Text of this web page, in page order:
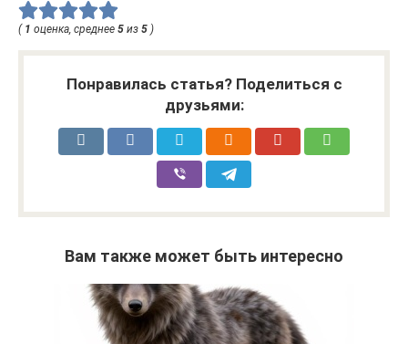
( 1 оценка, среднее 5 из 5 )
Понравилась статья? Поделиться с
друзьями:
Вам также может быть интересно